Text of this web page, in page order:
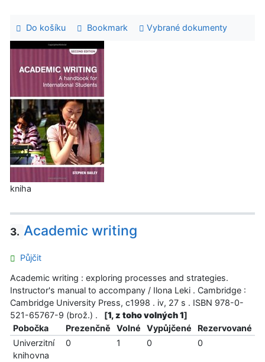
Do košíku Bookmark Vybrané dokumenty
kniha
3. Academic writing
Půjčit
Academic writing : exploring processes and strategies.
Instructor's manual to accompany / Ilona Leki . Cambridge :
Cambridge University Press, c1998 . iv, 27 s . ISBN 978-0-
521-65767-9 (brož.) .
[1, z toho volných 1]
Pobočka
Prezenčně Volné Vypůjčené
Rezervované
Univerzitní
knihovna
0 1 0 0